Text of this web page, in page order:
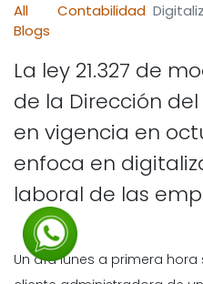
All
Blogs
Contabilidad
La ley 21.327 de
de la Dirección
en vigencia en
enfoca en
laboral de las
Un día lunes a primera hora